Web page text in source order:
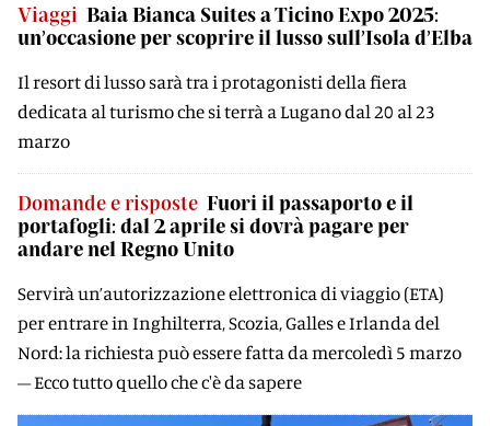
Viaggi Baia Bianca Suites a Ticino Expo 2025:
un’occasione per scoprire il lusso sull’Isola d’Elba
Il resort di lusso sarà tra i protagonisti della fiera
dedicata al turismo che si terrà a Lugano dal 20 al 23
marzo
Domande e risposte Fuori il passaporto e il
portafogli: dal 2 aprile si dovrà pagare per
andare nel Regno Unito
Servirà un’autorizzazione elettronica di viaggio (ETA)
per entrare in Inghilterra, Scozia, Galles e Irlanda del
Nord: la richiesta può essere fatta da mercoledì 5 marzo
– Ecco tutto quello che c'è da sapere